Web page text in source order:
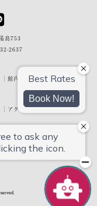
島753
2637
館内・施設
アクセス
プライバシーポリシー
泉翠ブログ